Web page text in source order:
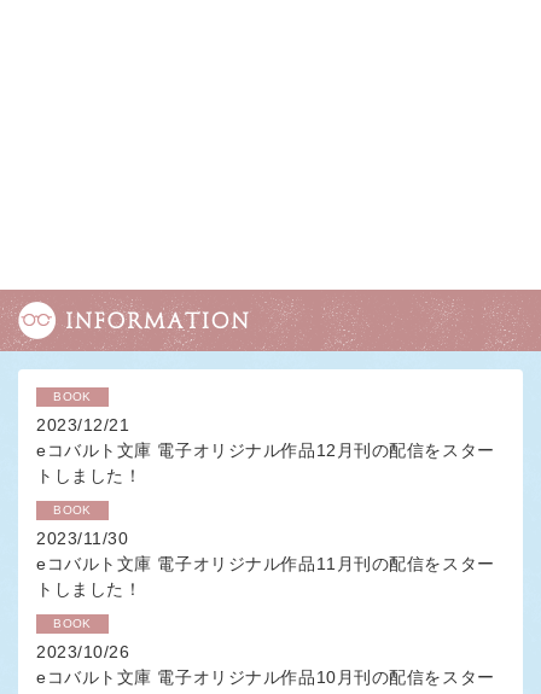
BOOK
2023/12/21
eコバルト文庫 電子オリジナル作品12月刊の配信をスター
トしました！
BOOK
2023/11/30
eコバルト文庫 電子オリジナル作品11月刊の配信をスター
トしました！
BOOK
2023/10/26
eコバルト文庫 電子オリジナル作品10月刊の配信をスター